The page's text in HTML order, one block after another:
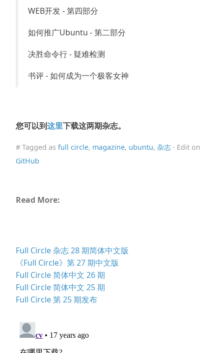
WEB开发 - 第四部分
如何推广Ubuntu - 第二部分
决胜命令行 - 疑难检测
书评 - 如何成为一个极客女神
您可以到这里下载这两期杂志。
# Tagged as full circle, magazine, ubuntu, 杂志 · Edit on
GitHub
Read More:
Full Circle 杂志 28 期简体中文版
《Full Circle》第 27 期中文版
Full Circle 简体中文 26 期
Full Circle 简体中文 25 期
Full Circle 第 25 期发布